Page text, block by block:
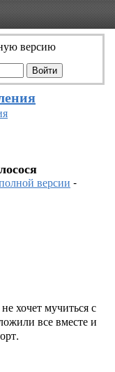
версию
версии -
хочет мучиться с
все вместе и